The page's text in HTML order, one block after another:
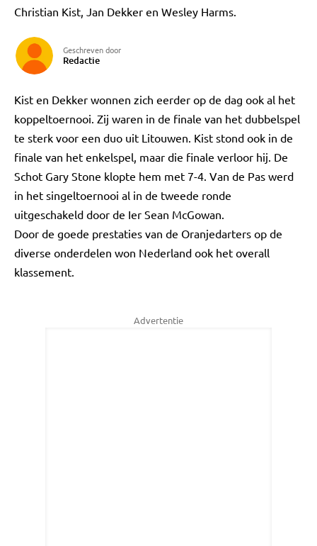
Christian Kist, Jan Dekker en Wesley Harms.
Geschreven door
Redactie
Kist en Dekker wonnen zich eerder op de dag ook al het
koppeltoernooi. Zij waren in de finale van het dubbelspel
te sterk voor een duo uit Litouwen. Kist stond ook in de
finale van het enkelspel, maar die finale verloor hij. De
Schot Gary Stone klopte hem met 7-4. Van de Pas werd
in het singeltoernooi al in de tweede ronde
uitgeschakeld door de Ier Sean McGowan.
Door de goede prestaties van de Oranjedarters op de
diverse onderdelen won Nederland ook het overall
klassement.
Advertentie